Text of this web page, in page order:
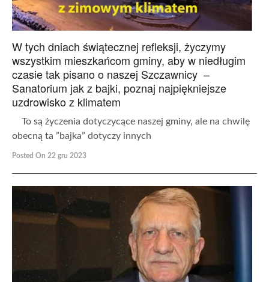
W tych dniach świątecznej refleksji, życzymy
wszystkim mieszkańcom gminy, aby w niedługim
czasie tak pisano o naszej Szczawnicy –
Sanatorium jak z bajki, poznaj najpiękniejsze
uzdrowisko z klimatem
To są życzenia dotyczycące naszej gminy, ale na chwilę
obecną ta ”bajka” dotyczy innych
Posted On 22 gru 2023